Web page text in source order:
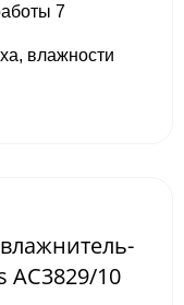
7
влажности
AC3829/10